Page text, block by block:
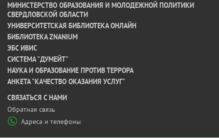
МИНИСТЕРСТВО ОБРАЗОВАНИЯ И МОЛОДЕЖНОЙ ПОЛИТИКИ
СВЕРДЛОВСКОЙ ОБЛАСТИ
УНИВЕРСИТЕТСКАЯ БИБЛИОТЕКА ОНЛАЙН
БИБЛИОТЕКА ZNANIUM
ЭБС ИВИС
СИСТЕМА "ДУМЕЙТ"
НАУКА И ОБРАЗОВАНИЕ ПРОТИВ ТЕРРОРА
АНКЕТА "КАЧЕСТВО ОКАЗАНИЯ УСЛУГ"
CВЯЗАТЬСЯ С НАМИ
Обратная связь
Адреса и телефоны